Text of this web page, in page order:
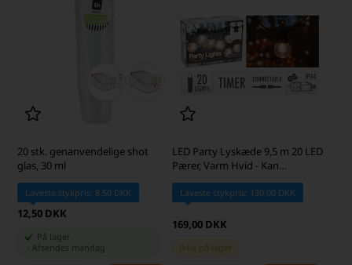
20 stk. genanvendelige shot
glas, 30 ml
Laveste stykpris: 8,50 DKK
12,50 DKK
På lager
Afsendes mandag
LED Party Lyskæde 9,5 m 20 LED
Pærer, Varm Hvid - Kan
Forlænges
Laveste stykpris: 130,00 DKK
169,00 DKK
Ikke på lager